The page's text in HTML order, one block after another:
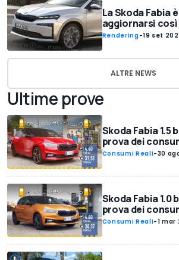
La Skoda Fabia
aggiornarsi così
Rendering-19 set
ALTRE NEWS
Ultime prove
Skoda Fabia 1.5
prova dei
Consumi Reali-30
Skoda Fabia 1.0
prova dei
Consumi Reali-1 mar